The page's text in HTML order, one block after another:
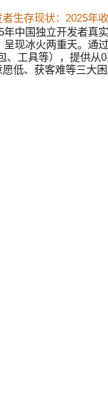
生存现状：2025年
年中国独立开发者真
呈现冰火两重天。通
、工具等），提供
低、获客难等三大